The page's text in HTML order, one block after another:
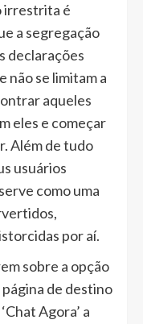
irrestrita é
a segregação
declarações
não se limitam a
aqueles
eles e começar
Além de tudo
usuários
como uma
por aí.
sobre a opção
página de destino
Agora’ a